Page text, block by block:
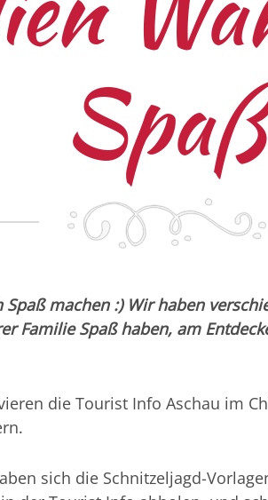
Spaß
machen :) Wir haben
Familie Spaß haben, am
die Tourist Info Aschau im
sich die Schnitzeljagd-